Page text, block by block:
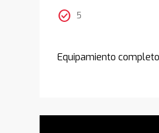
check_circle 5
Equipamiento completo